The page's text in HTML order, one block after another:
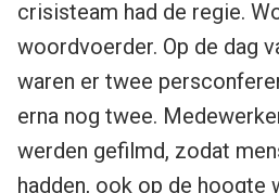
crisisteam had de regie.
woordvoerder. Op de dag
waren er twee
erna nog twee.
werden gefilmd, zodat
hadden, ook op de hoogte